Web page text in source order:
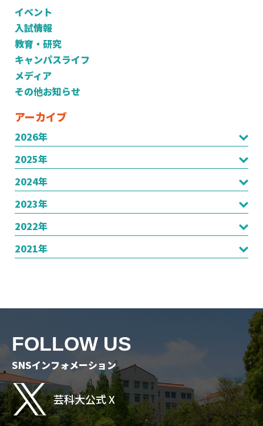
イベント
入試情報
教育・研究
キャンパスライフ
メディア
その他お知らせ
アーカイブ
2026年
2025年
2024年
2023年
2022年
2021年
FOLLOW US
SNSインフォメーション
芸科大公式 X